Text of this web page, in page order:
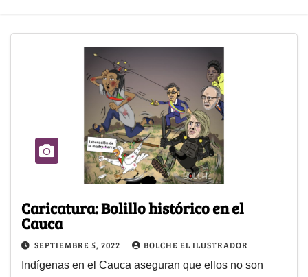
Caricatura: Bolillo histórico en el
Cauca
SEPTIEMBRE 5, 2022 BOLCHE EL ILUSTRADOR
Indígenas en el Cauca aseguran que ellos no son